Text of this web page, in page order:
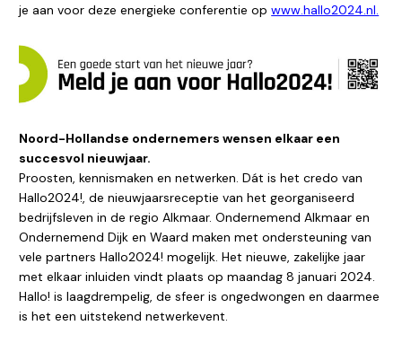
je aan voor deze energieke conferentie opwww.hallo2024.nl.
Noord-Hollandse ondernemers wensen elkaar een
succesvol nieuwjaar.
Proosten, kennismaken en netwerken. Dát is het credo van
Hallo2024!, de nieuwjaarsreceptie van het georganiseerd
bedrijfsleven in de regio Alkmaar. Ondernemend Alkmaar en
Ondernemend Dijk en Waard maken met ondersteuning van
vele partners Hallo2024! mogelijk. Het nieuwe, zakelijke jaar
met elkaar inluiden vindt plaats op maandag 8 januari 2024.
Hallo! is laagdrempelig, de sfeer is ongedwongen en daarmee
is het een uitstekend netwerkevent.